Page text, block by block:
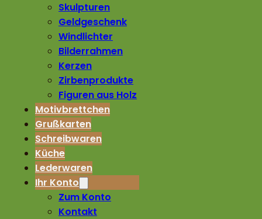
Skulpturen
Geldgeschenk
Windlichter
Bilderrahmen
Kerzen
Zirbenprodukte
Figuren aus Holz
Motivbrettchen
Grußkarten
Schreibwaren
Küche
Lederwaren
Ihr Konto
Zum Konto
Kontakt